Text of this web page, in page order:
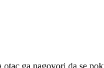
ga nagovori da se